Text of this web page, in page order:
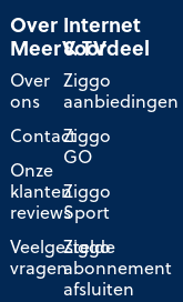
Over
MeerVoordeel
Over
ons
Contact
Onze
klanten
reviews
Veelgestelde
vragen
Internet
& TV
Ziggo
aanbiedingen
Ziggo
GO
Ziggo
Sport
Ziggo
abonnement
afsluiten